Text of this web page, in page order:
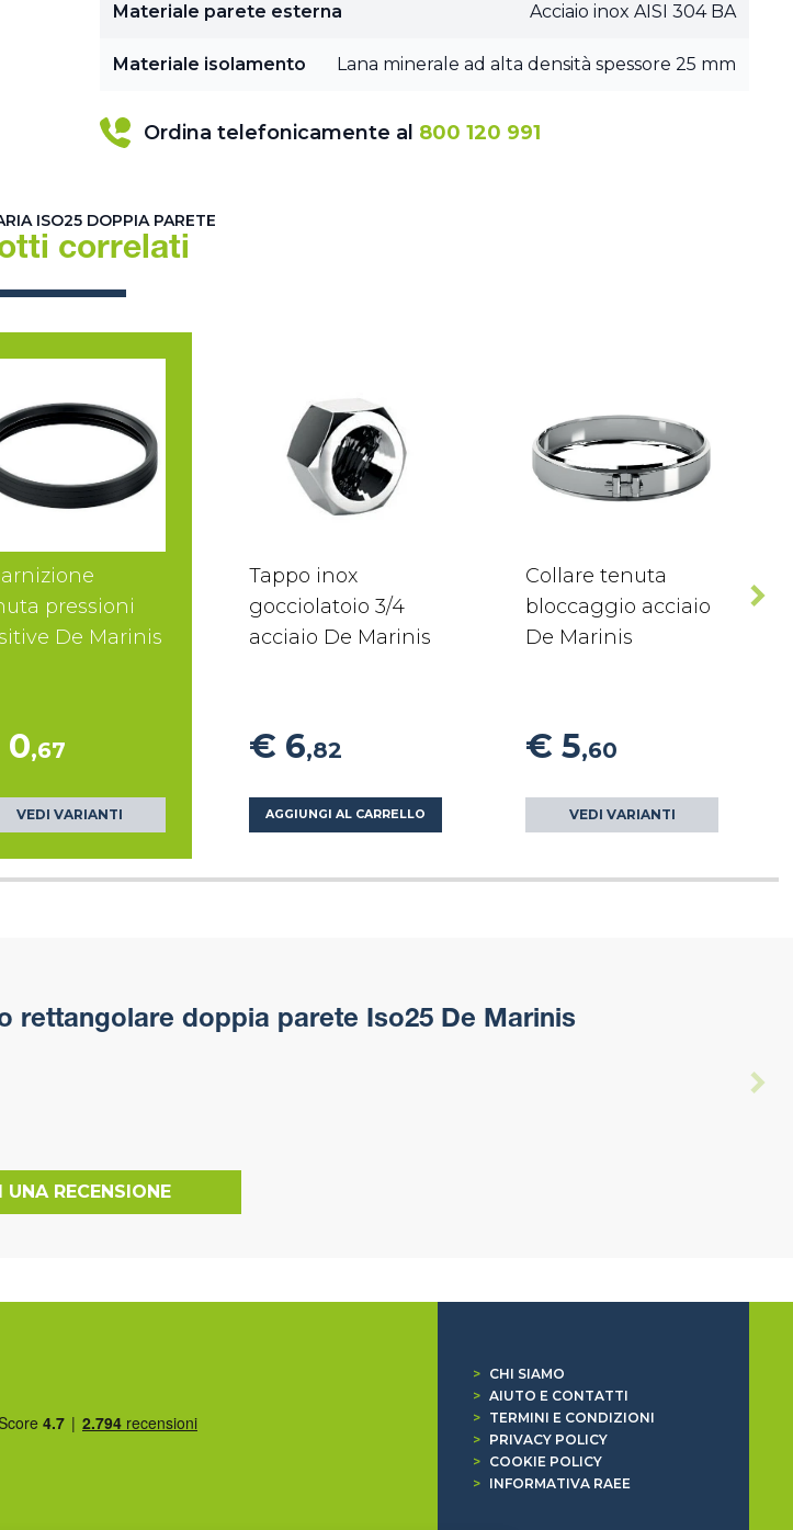
Materiale parete esterna Acciaio inox AISI 304 BA
Materiale isolamento Lana minerale ad alta densità spessore 25 mm
Ordina telefonicamente al 800 120 991
ISO25 DOPPIA PARETE
correlati
pressioni
De Marinis
,67
VEDI VARIANTI
Tappo inox
gocciolatoio 3/4
acciaio De Marinis
€ 6,82
AGGIUNGI AL CARRELLO
Collare tenuta
bloccaggio acciaio
De Marinis
€ 5,60
VEDI VARIANTI
rettangolare doppia parete Iso25 De Marinis
UNA RECENSIONE
>
CHI SIAMO
> AIUTO E CONTATTI
>
TERMINI E CONDIZIONI
>
PRIVACY POLICY
>
COOKIE POLICY
>
INFORMATIVA RAEE